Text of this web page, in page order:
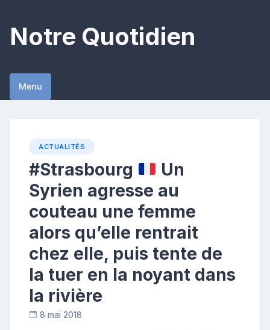
content
Notre Quotidien
Menu
ACTUALITÉS
#Strasbourg
Un
Syrien agresse au
couteau une femme
alors qu’elle rentrait
chez elle, puis tente de
la tuer en la noyant dans
la rivière
8 mai 2018